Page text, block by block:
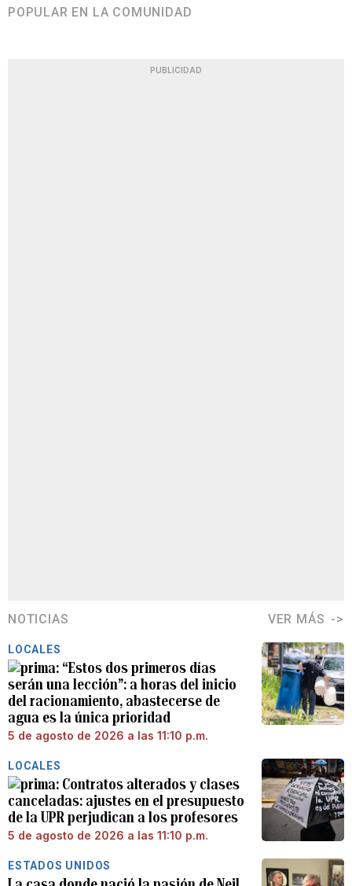
POPULAR EN LA COMUNIDAD
PUBLICIDAD
NOTICIAS VER MÁS
LOCALES
“Estos dos primeros días
serán una lección”: a horas del inicio
del racionamiento, abastecerse de
agua es la única prioridad
5 de agosto de 2026 a las 11:10 p.m.
LOCALES
Contratos alterados y clases
canceladas: ajustes en el presupuesto
de la UPR perjudican a los profesores
5 de agosto de 2026 a las 11:10 p.m.
ESTADOS UNIDOS